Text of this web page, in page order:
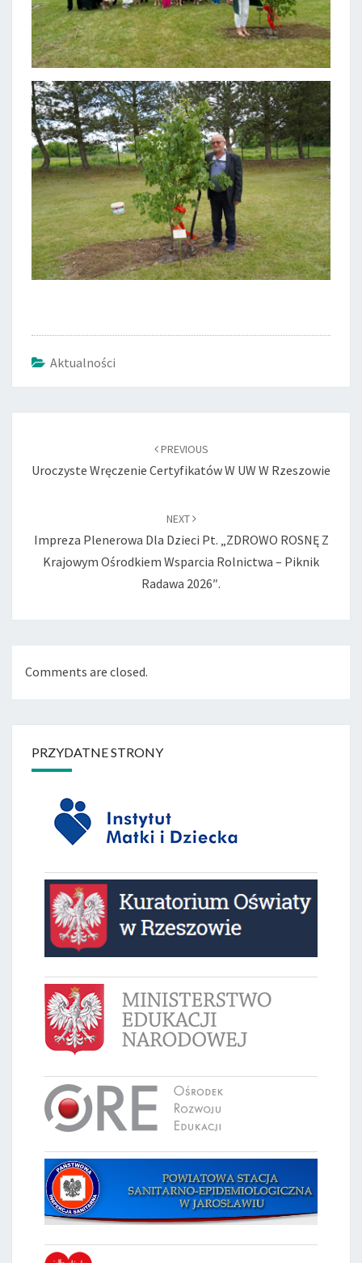
Aktualności
PREVIOUS
Uroczyste Wręczenie Certyfikatów W UW W Rzeszowie
NEXT
Impreza Plenerowa Dla Dzieci Pt. „ZDROWO ROSNĘ Z
Krajowym Ośrodkiem Wsparcia Rolnictwa – Piknik
Radawa 2026″.
Comments are closed.
PRZYDATNE STRONY